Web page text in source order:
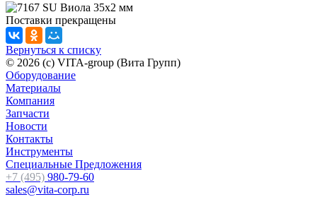
Поставки прекращены
Вернуться к списку
© 2026 (c) VITA-group (Вита Групп)
Оборудование
Материалы
Компания
Запчасти
Новости
Контакты
Инструменты
Специальные Предложения
+7 (495) 980-79-60
sales@vita-corp.ru